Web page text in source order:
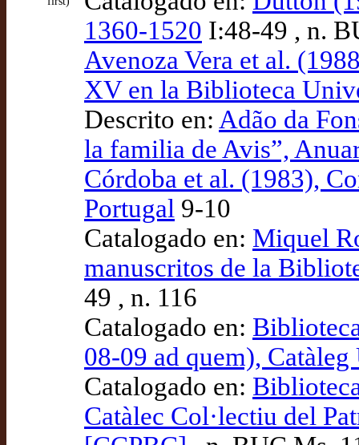
1360-1520 I:48-49 , n.
Avenoza Vera et al.
XV en la Biblioteca
Descrito en: Adão da
la familia de Avis”,
Córdoba et al. (1983),
Portugal 9-10
Catalogado en: Miquel
manuscritos de la
49 , n. 116
Catalogado en:
08-09 ad quem),
Catalogado en:
Catàlec Col·lectiu del